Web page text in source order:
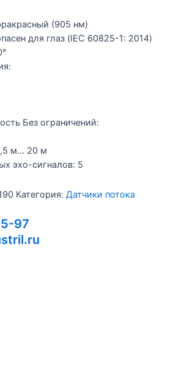
(905 нм)
для глаз (IEC 60825-1: 2014)
Без ограничений:
м… 20 м
эхо-сигналов: 5
Категория: Датчики потока
97